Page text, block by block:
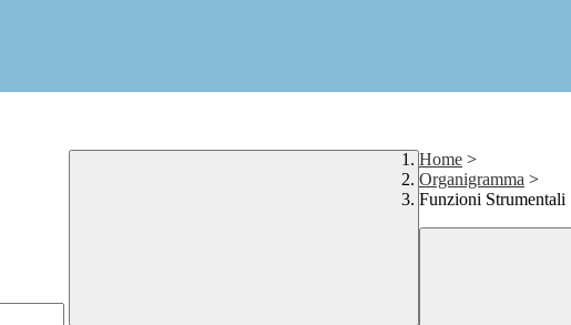
Home >
Organigramma >
Funzioni Strumentali